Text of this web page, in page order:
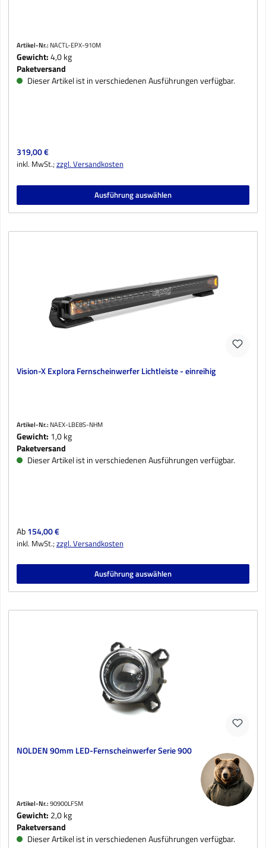
Artikel-Nr.: NACTL-EPX-910M
Gewicht:4,0 kg
Paketversand
Dieser Artikel ist in verschiedenen Ausführungen verfügbar.
Regulärer Preis:
319,00 €
inkl. MwSt.;zzgl. Versandkosten
Ausführung auswählen
Vision-X Explora Fernscheinwerfer Lichtleiste - einreihig
Artikel-Nr.: NAEX-LBE8S-NHM
Gewicht: 1,0 kg
Paketversand
Dieser Artikel ist in verschiedenen Ausführungen verfügbar.
Regulärer Preis:
Ab154,00 €
inkl. MwSt.;zzgl. Versandkosten
Ausführung auswählen
NOLDEN 90mm LED-Fernscheinwerfer Serie 900
Artikel-Nr.:90900LFSM
Gewicht: 2,0 kg
Paketversand
Dieser Artikel ist in verschiedenen Ausführungen verfügbar.